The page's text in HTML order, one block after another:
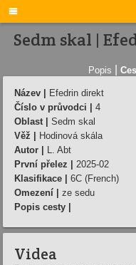

Sedm skal |
Popis
Název |
Efedrin direkt
Číslo v průvodci |
4
Oblast |
Sedm skal
Věž |
Hodinová skála
Autor |
L. Abt
První přelez |
2025-02
Klasifikace |
6C (French)
Omezení |
ze sedu
Popis cesty |
Videa